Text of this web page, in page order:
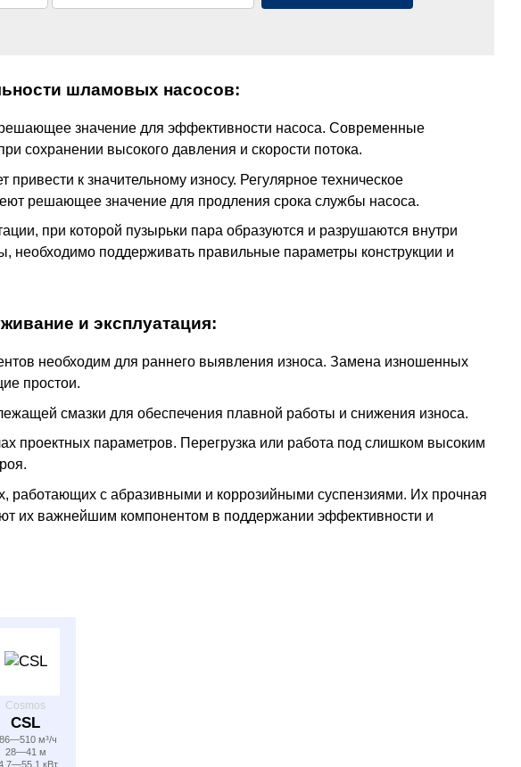
шламовых насосов:
значение для эффективности насоса. Современные
сохранении высокого давления и скорости потока.
к значительному износу. Регулярное техническое
решающее значение для продления срока службы насоса.
при которой пузырьки пара образуются и разрушаются внутри
поддерживать правильные параметры конструкции и
и эксплуатация:
необходим для раннего выявления износа. Замена изношенных
простои.
смазки для обеспечения плавной работы и снижения износа.
проектных параметров. Перегрузка или работа под слишком высоким
с абразивными и коррозийными суспензиями. Их прочная
их важнейшим компонентом в поддержании эффективности и
Cosmos
CSL
м³/ч
28—41 м
кВт